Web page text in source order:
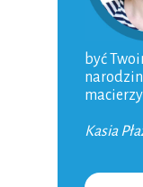
Niemowlak
Karmienie
Dziecko
Aktualności
być
Kasia